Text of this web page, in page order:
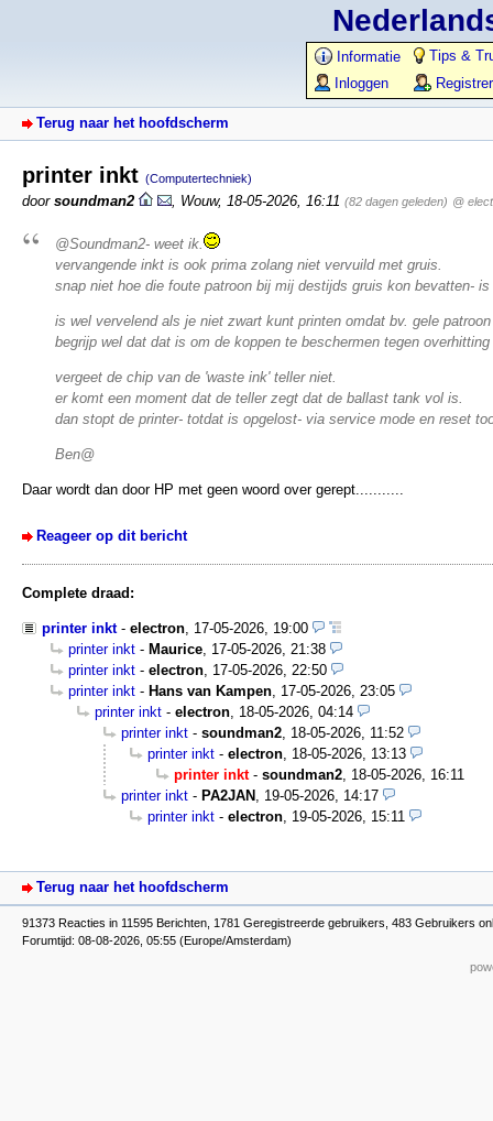
Informatie
Tips &
Inloggen
Terug naar het hoofdscherm
printer inkt (Computertechniek)
door soundman2 Wouw, 18-05-2026, 16:11 (82 dagen geleden) @
@Soundman2- weet ik.
vervangende inkt is ook prima zolang niet vervuild met gruis.
snap niet hoe die foute patroon bij mij destijds gruis kon bevatten-
is wel vervelend als je niet zwart kunt printen omdat bv. gele
begrijp wel dat dat is om de koppen te beschermen tegen
vergeet de chip van de 'waste ink' teller niet.
er komt een moment dat de teller zegt dat de ballast tank vol is.
dan stopt de printer- totdat is opgelost- via service mode en reset
Ben@
Daar wordt dan door HP met geen woord over gerept...........
Reageer op dit bericht
Complete draad:
printer inkt- electron, 17-05-2026, 19:00
printer inkt - Maurice, 17-05-2026, 21:38
printer inkt - electron, 17-05-2026, 22:50
printer inkt - Hans van Kampen, 17-05-2026, 23:05
printer inkt - electron, 18-05-2026, 04:14
printer inkt - soundman2, 18-05-2026, 11:52
printer inkt - electron, 18-05-2026, 13:13
printer inkt- soundman2, 18-05-2026, 16:11
printer inkt - PA2JAN , 19-05-2026, 14:17
printer inkt - electron, 19-05-2026, 15:11
Terug naar het hoofdscherm
91373 Reacties in 11595 Berichten, 1781 Geregistreerde gebruikers, 483 Gebruikers
Forumtijd: 08-08-2026, 05:55 (Europe/Amsterdam)